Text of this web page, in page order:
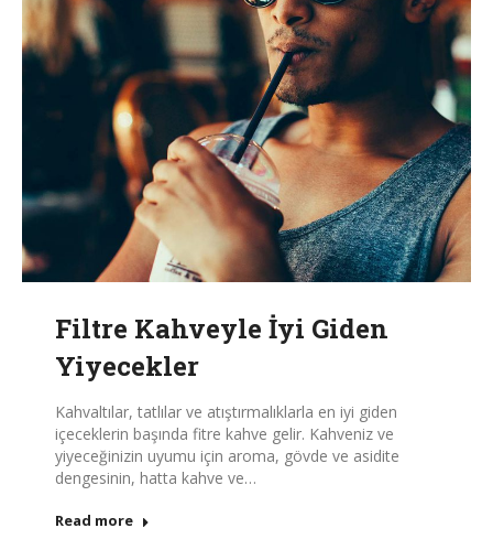
Filtre Kahveyle İyi Giden
Yiyecekler
Kahvaltılar, tatlılar ve atıştırmalıklarla en iyi giden
içeceklerin başında fitre kahve gelir. Kahveniz ve
yiyeceğinizin uyumu için aroma, gövde ve asidite
dengesinin, hatta kahve ve…
Read more